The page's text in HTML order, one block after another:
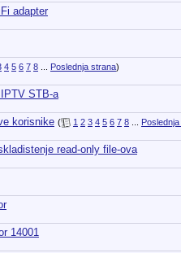
adapter
4 5 6 7 8... Poslednja strana)
STB-a
korisnike ( 1 2 3 4 5 6 7 8...
read-only file-ova
14001